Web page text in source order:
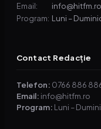
Email: info@hitfm.ro
Program: Luni –
Contact Redacție
Telefon: 0766 886
Email: info@hitfm.ro
Program: Luni –